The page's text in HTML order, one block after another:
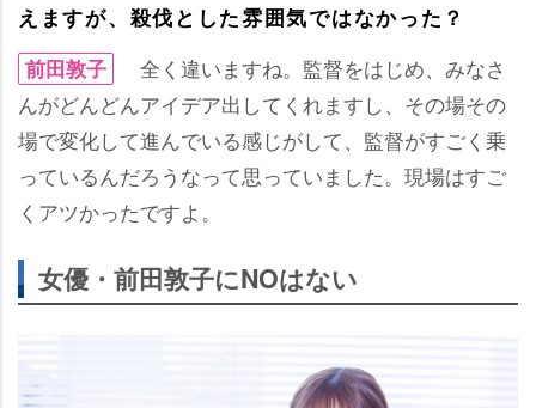
えますが、殺伐とした雰囲気ではなかった？
前田敦子
全く違いますね。監督をはじめ、みなさ
んがどんどんアイデア出してくれますし、その場その
場で変化して進んでいる感じがして、監督がすごく乗
っているんだろうなって思っていました。現場はすご
くアツかったですよ。
女優・前田敦子にNOはない